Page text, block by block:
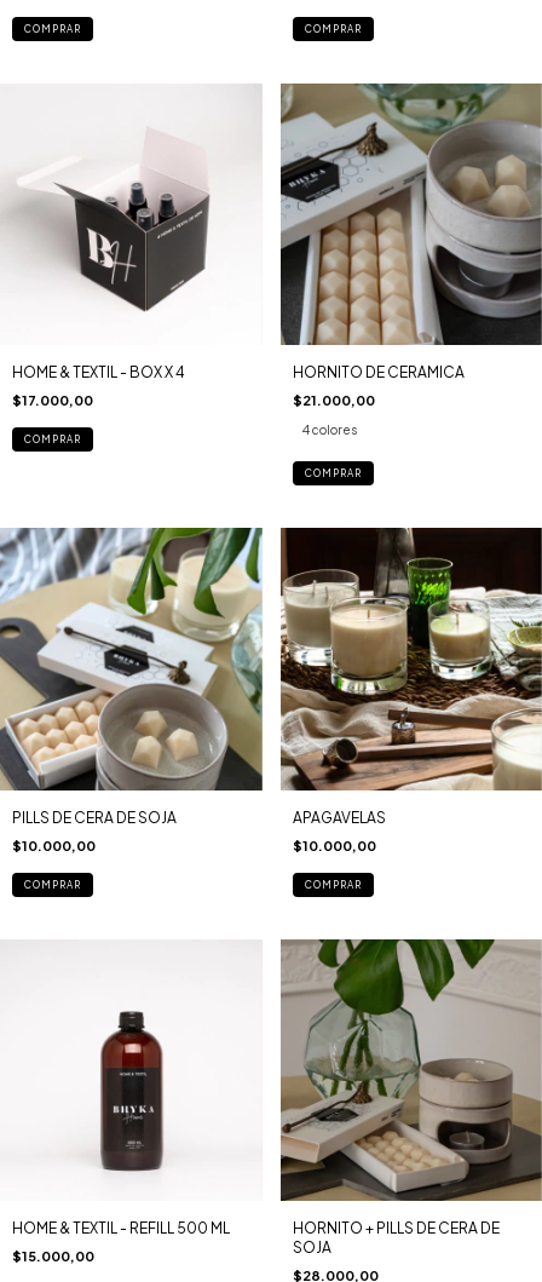
COMPRAR COMPRAR
HOME & TEXTIL - BOX X 4
$17.000,00
HORNITO DE CERAMICA
$21.000,00
4 colores
COMPRAR
PILLS DE CERA DE SOJA
$10.000,00
COMPRAR
APAGAVELAS
$10.000,00
COMPRAR
HOME & TEXTIL - REFILL 500 ML
$15.000,00
HORNITO + PILLS DE CERA DE
SOJA
$28.000,00